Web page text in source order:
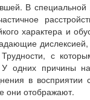
В специальной
характера и
с
причины
в
они отображают.